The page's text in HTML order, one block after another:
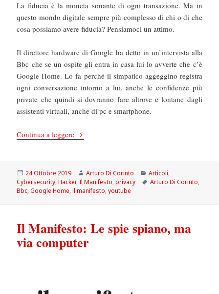
La fiducia è la moneta sonante di ogni transazione. Ma in
questo mondo digitale sempre più complesso di chi o di che
cosa possiamo avere fiducia? Pensiamoci un attimo.
Il direttore hardware di Google ha detto in un’intervista alla
Bbc che se un ospite gli entra in casa lui lo avverte che c’è
Google Home. Lo fa perché il simpatico aggeggino registra
ogni conversazione intorno a lui, anche le confidenze più
private che quindi si dovranno fare altrove e lontane dagli
assistenti virtuali, anche di pc e smartphone.
Continua a leggere Il Manifesto: Cyber-truffatori e politici, ladri di
Scritto
il
24 Ottobre 2019 Autore
Arturo Di Corinto Categorie
Articoli,
Cybersecurity,Hacker,Il Manifesto,privacy Tag
Arturo Di Corinto,
Bbc,Google Home,il manifesto,youtube
Il Manifesto: Le spie spiano, ma
via computer